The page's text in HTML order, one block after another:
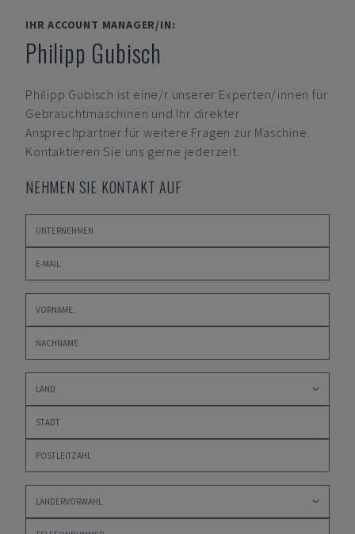
IHR ACCOUNT MANAGER/IN:
Philipp Gubisch
Philipp Gubisch ist eine/r unserer Experten/innen für
Gebrauchtmaschinen und Ihr direkter
Ansprechpartner für weitere Fragen zur Maschine.
Kontaktieren Sie uns gerne jederzeit.
NEHMEN SIE KONTAKT AUF